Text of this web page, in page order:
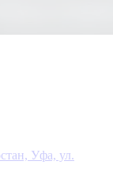
Уфа, ул.